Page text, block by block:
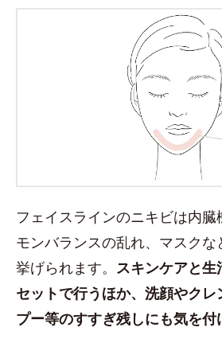
フェイスラインのニキビは内
モンバランスの乱れ、マスク
挙げられます。 スキンケアと生
セットで行うほか、洗顔やク
プー等のすすぎ残しにも気を付